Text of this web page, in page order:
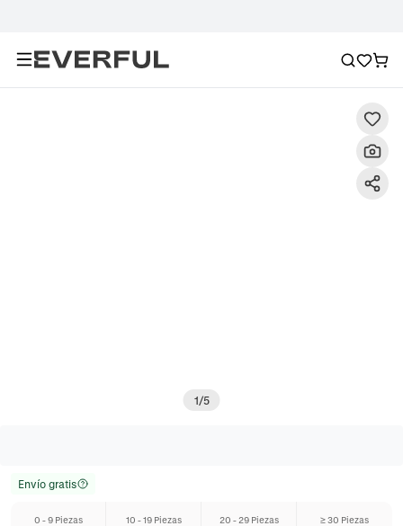
1/5
Envío gratis
0 - 9 Piezas 10 - 19 Piezas 20 - 29 Piezas ≥ 30 Piezas